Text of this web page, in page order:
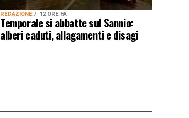
REDAZIONE 12 ORE FA
Temporale si abbatte sul Sannio:
alberi caduti, allagamenti e disagi